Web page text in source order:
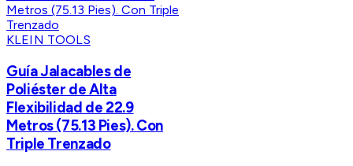
KLEIN TOOLS
Guía Jalacables de
Poliéster de Alta
Flexibilidad de 22.9
Metros (75.13 Pies). Con
Triple Trenzado